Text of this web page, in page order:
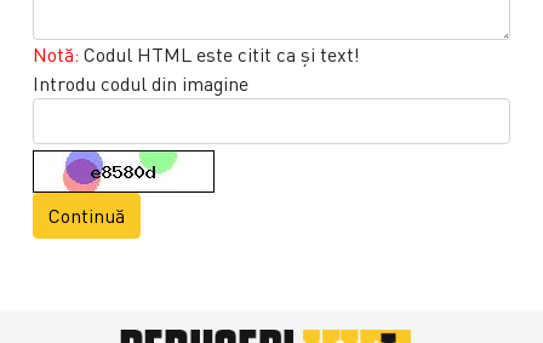
Notă: Codul HTML este citit ca şi text!
Introdu codul din imagine
Continuă